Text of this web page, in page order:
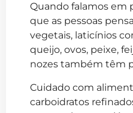
Quando falamos em
que as pessoas
vegetais, laticínios
queijo, ovos, peixe,
nozes também têm
Cuidado com
carboidratos